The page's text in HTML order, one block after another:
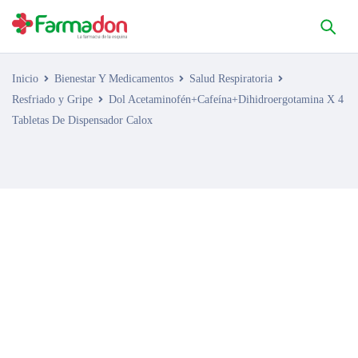
Inicio Bienestar Y Medicamentos
Salud Respiratoria
Resfriado y Gripe
Dol Acetaminofén+Cafeína+Dihidroergotamina X 4
Tabletas De Dispensador Calox